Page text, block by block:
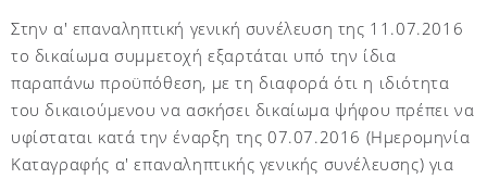
Στην α' επαναληπτική γενική συνέλευση της 11.07.2016
το δικαίωμα συμμετοχή εξαρτάται υπό την ίδια
παραπάνω προϋπόθεση, με τη διαφορά ότι η ιδιότητα
του δικαιούμενου να ασκήσει δικαίωμα ψήφου πρέπει να
υφίσταται κατά την έναρξη της 07.07.2016 (Ημερομηνία
Καταγραφής α' επαναληπτικής γενικής συνέλευσης) για